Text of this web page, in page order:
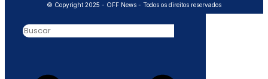
© Copyright 2025 - OFF News - Todos os direitos reservados